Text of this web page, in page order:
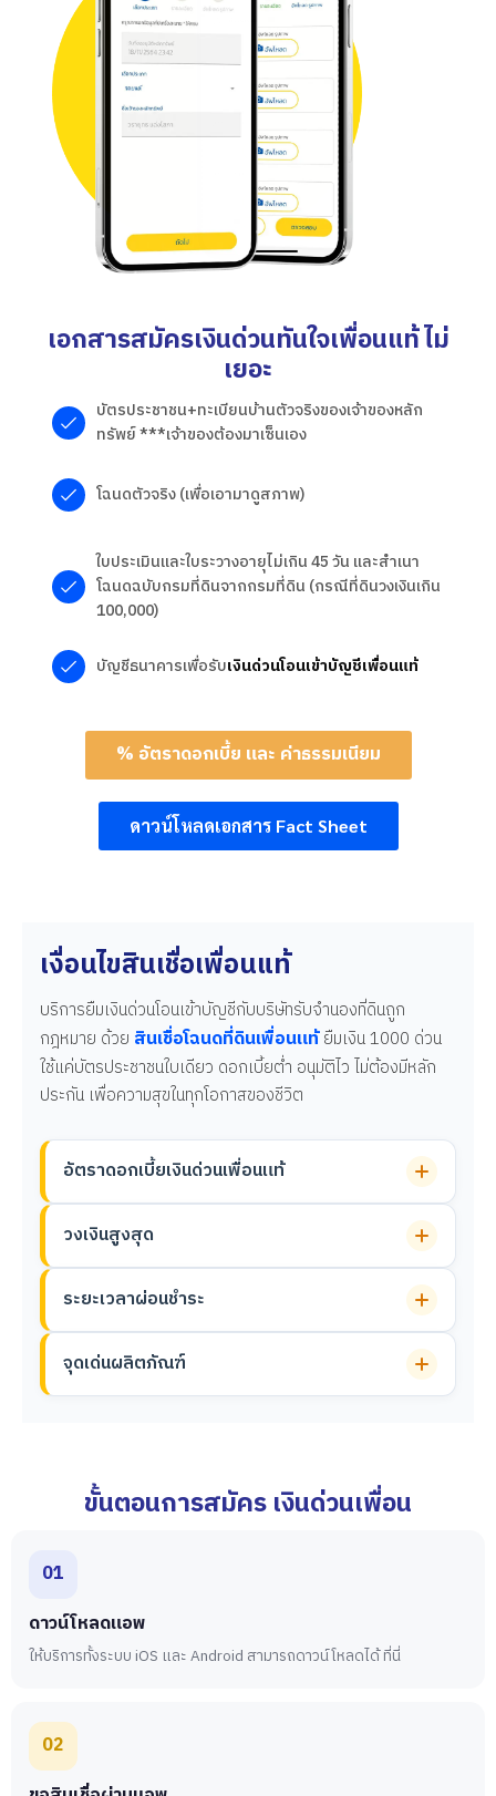
เอกสารสมัครเงินด่วนทันใจเพื่อนแท้ ไม่
เยอะ
บัตรประชาชน+ทะเบียนบ้านตัวจริงของเจ้าของหลัก
ทรัพย์ ***เจ้าของต้องมาเซ็นเอง
โฉนดตัวจริง (เพื่อเอามาดูสภาพ)
ใบประเมินและใบระวางอายุไม่เกิน 45 วัน และสำเนา
โฉนดฉบับกรมที่ดินจากกรมที่ดิน (กรณีที่ดินวงเงินเกิน
100,000)
บัญชีธนาคารเพื่อรับเงินด่วนโอนเข้าบัญชีเพื่อนแท้
% อัตราดอกเบี้ย และ ค่าธรรมเนียม
ดาวน์โหลดเอกสาร Fact Sheet
เงื่อนไขสินเชื่อเพื่อนแท้
บริการยืมเงินด่วนโอนเข้าบัญชีกับบริษัทรับจำนองที่ดินถูก
กฎหมาย ด้วย สินเชื่อโฉนดที่ดินเพื่อนแท้ยืมเงิน 1000 ด่วน
ใช้แค่บัตรประชาชนใบเดียว ดอกเบี้ยต่ำ อนุมัติไว ไม่ต้องมีหลัก
ประกัน เพื่อความสุขในทุกโอกาสของชีวิต
อัตราดอกเบี้ยเงินด่วนเพื่อนแท้
วงเงินสูงสุด
ระยะเวลาผ่อนชำระ
จุดเด่นผลิตภัณฑ์
ขั้นตอนการสมัคร เงินด่วนเพื่อน
01
ดาวน์โหลดแอพ
ให้บริการทั้งระบบ iOS และ Android สามารถดาวน์โหลดได้ ที่นี่
02